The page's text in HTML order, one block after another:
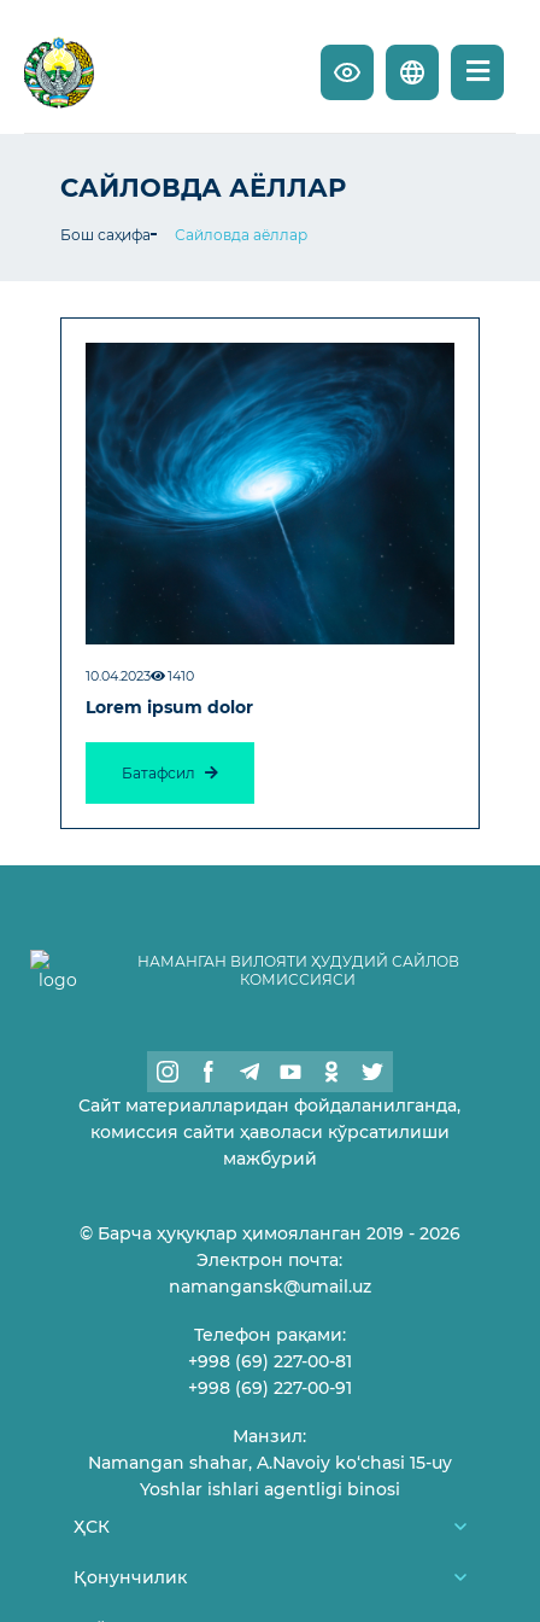
САЙЛОВДА АЁЛЛАР
Бош саҳифа Сайловда аёллар
10.04.2023 1410
Lorem ipsum dolor
Батафсил
НАМАНГАН ВИЛОЯТИ ҲУДУДИЙ САЙЛОВ
КОМИССИЯСИ
Сайт материалларидан фойдаланилганда,
комиссия сайти ҳаволаси кўрсатилиши
мажбурий
© Барча ҳуқуқлар ҳимояланган 2019 - 2026
Электрон почта:
namangansk@umail.uz
Телефон рақами:
+998 (69) 227-00-81
+998 (69) 227-00-91
Манзил:
Namangan shahar, A.Navoiy ko‘chasi 15-uy
Yoshlar ishlari agentligi binosi
ҲСК
Биз ҳақимизда
Қонунчилик